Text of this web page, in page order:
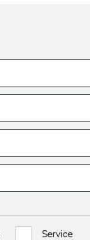
Service